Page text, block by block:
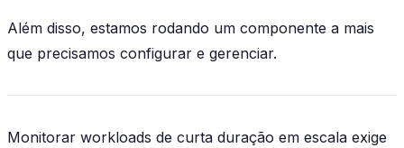
Além disso, estamos rodando um componente a mais
que precisamos configurar e gerenciar.
Monitorar workloads de curta duração em escala exige